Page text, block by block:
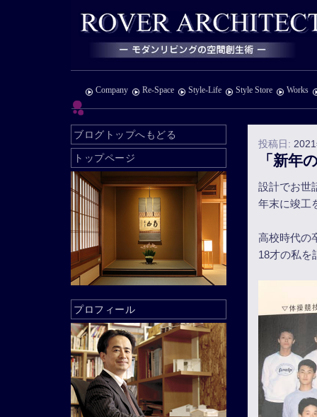
Company Re-Space Style-Life Style Store Works
投稿日:
「新年
設計でお世
年末に竣工
高校時代の
18才の私を
ブログトップへもどる
トップページ
プロフィール